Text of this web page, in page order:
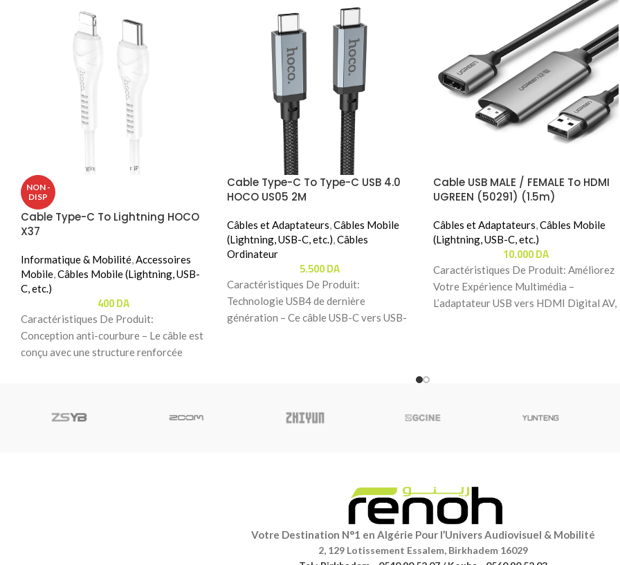
NON -
DISP
Cable Type-C To Lightning HOCO
X37
Informatique & Mobilité,Accessoires
Mobile,Câbles Mobile (Lightning, USB-
C, etc.)
400DA
Caractéristiques De Produit:
Conception anti-courbure – Le câble est
conçu avec une structure renforcée
Cable Type-C To Type-C USB 4.0
HOCO US05 2M
Câbles et Adaptateurs,Câbles Mobile
(Lightning, USB-C, etc.),Câbles
Ordinateur
5.500DA
Caractéristiques De Produit:
Technologie USB4 de dernière
génération – Ce câble USB-C vers USB-
Cable USB MALE / FEMALE To HDMI
UGREEN (50291) (1.5m)
Câbles et Adaptateurs,Câbles Mobile
(Lightning, USB-C, etc.)
10.000DA
Caractéristiques De Produit: Améliorez
Votre Expérience Multimédia –
L’adaptateur USB vers HDMI Digital AV,
Votre Destination N°1 en Algérie Pour l’Univers Audiovisuel & Mobilité
2, 129 Lotissement Essalem, Birkhadem 16029